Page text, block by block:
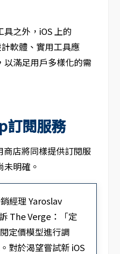
之外，iOS 上的
軟體、實用工具應
以滿足用戶多樣化的需
訂閱服務
店將同樣提供訂閱服
明確。
經理 Yaroslav
The Verge：「定
定價模型進行調
對於渴望嘗試新 iOS